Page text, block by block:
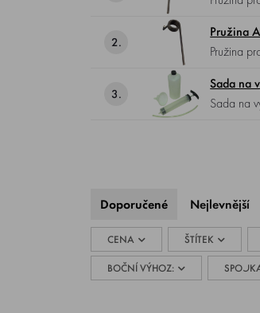
2.
Pružina
Pružina
3.
Sada na
Doporučené Nejlevnější
CENA ŠTÍTEK
BOČNÍ VÝHOZ: